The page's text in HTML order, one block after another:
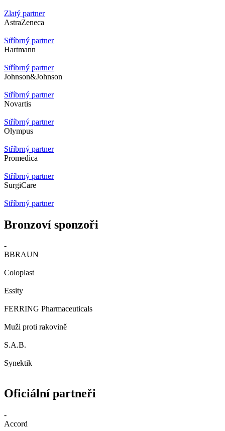
Zlatý partner
AstraZeneca
Stříbrný partner
Hartmann
Stříbrný partner
Johnson&Johnson
Stříbrný partner
Novartis
Stříbrný partner
Olympus
Stříbrný partner
Promedica
Stříbrný partner
SurgiCare
Stříbrný partner
Bronzoví sponzoři
-
BBRAUN
Coloplast
Essity
FERRING Pharmaceuticals
Muži proti rakovině
S.A.B.
Synektik
Oficiální partneři
-
Accord